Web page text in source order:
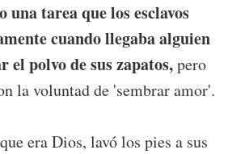
una tarea que los esclavos
cuando llegaba alguien
el polvo de sus zapatos,pero
la voluntad de 'sembrar amor'.
era Dios, lavó los pies a sus